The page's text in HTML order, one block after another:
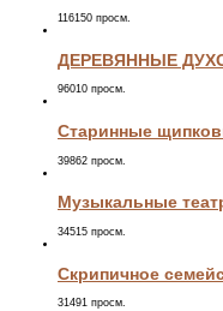
116150 просм.
ДЕРЕВЯННЫЕ
96010 просм.
Старинные
39862 просм.
Музыкальные
34515 просм.
Скрипичное
31491 просм.